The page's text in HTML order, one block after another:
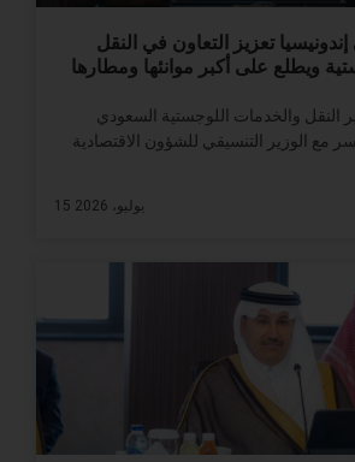
تعزيز التعاون في النقل
ويطلع على أكبر موانئها ومطارها
النقل والخدمات اللوجستية السعودي
مع الوزير التنسيقي للشؤون الاقتصادية
15 يوليو، 2026